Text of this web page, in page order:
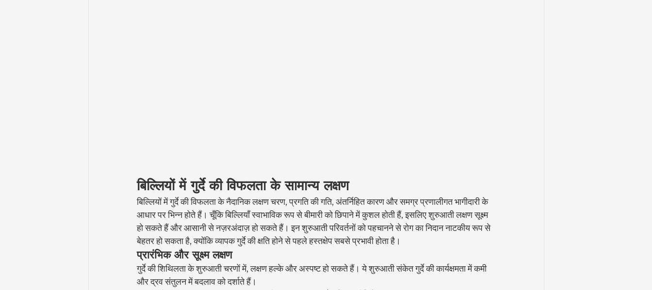
बिल्लियों में गुर्दे की विफलता के सामान्य लक्षण
बिल्लियों में गुर्दे की विफलता के नैदानिक लक्षण चरण, प्रगति की गति, अंतर्निहित कारण और समग्र प्रणालीगत भागीदारी के
आधार पर भिन्न होते हैं। चूँकि बिल्लियाँ स्वाभाविक रूप से बीमारी को छिपाने में कुशल होती हैं, इसलिए शुरुआती लक्षण सूक्ष्म
हो सकते हैं और आसानी से नज़रअंदाज़ हो सकते हैं। इन शुरुआती परिवर्तनों को पहचानने से रोग का निदान नाटकीय रूप से
बेहतर हो सकता है, क्योंकि व्यापक गुर्दे की क्षति होने से पहले हस्तक्षेप सबसे प्रभावी होता है।
प्रारंभिक और सूक्ष्म लक्षण
गुर्दे की शिथिलता के शुरुआती चरणों में, लक्षण हल्के और अस्पष्ट हो सकते हैं। ये शुरुआती संकेत गुर्दे की कार्यक्षमता में कमी
और द्रव संतुलन में बदलाव को दर्शाते हैं।